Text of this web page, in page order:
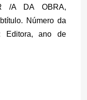
/A DA OBRA,
Número da
Editora, ano de